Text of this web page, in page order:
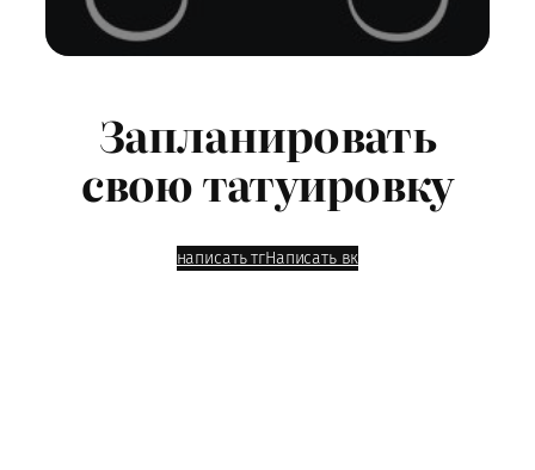
Запланировать
свою татуировку
написать тгНаписать вк